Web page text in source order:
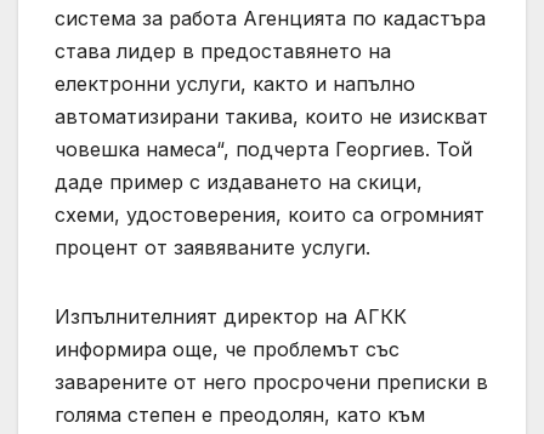
система за работа Агенцията по кадастъра
става лидер в предоставянето на
електронни услуги, както и напълно
автоматизирани такива, които не изискват
човешка намеса“, подчерта Георгиев. Той
даде пример с издаването на скици,
схеми, удостоверения, които са огромният
процент от заявяваните услуги.
Изпълнителният директор на АГКК
информира още, че проблемът със
заварените от него просрочени преписки в
голяма степен е преодолян, като към